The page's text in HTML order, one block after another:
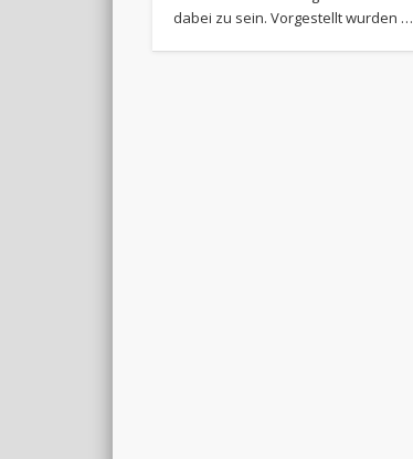
dabei zu sein. Vorgestellt wurden …